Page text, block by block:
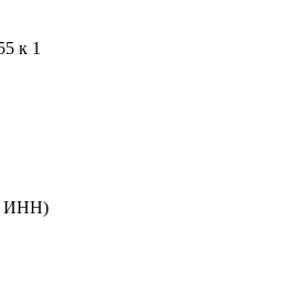
к 1
ИНН)